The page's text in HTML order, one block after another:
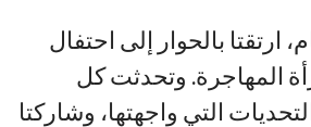
ارتقتا بالحوار إلى احتفال
المهاجرة. وتحدثت كل
التي واجهتها، وشاركتا